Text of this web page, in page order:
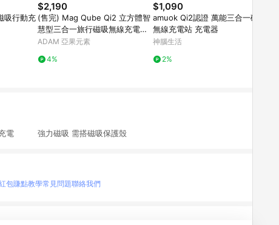
吸行動充
$2,190
(售完) Mag Qube Qi2 立方體智
慧型三合一旅行磁吸無線充電座
鈦
ADAM 亞果元素
4%
$1,090
amuok Qi2認證 萬能三合一磁吸
無線充電站 充電器
神腦生活
2%
電 強力磁吸 需搭磁吸保護殼
包賺點教學常見問題聯絡我們